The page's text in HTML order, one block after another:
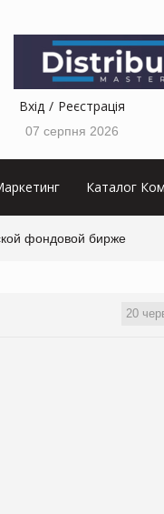
Вхід Реєстрація
07 серпня 2026
Каталог
фондовой бирже
20